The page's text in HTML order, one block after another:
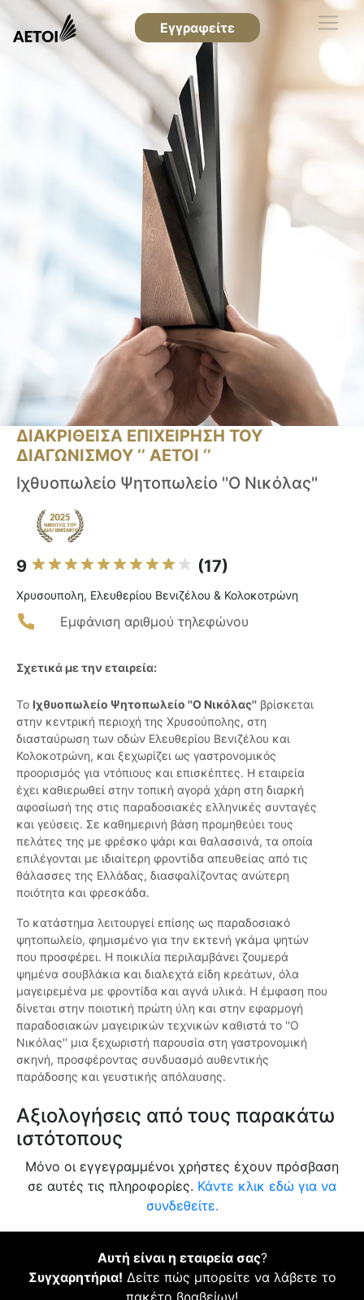
Εγγραφείτε
ΔΙΑΚΡΙΘΕΙΣΑ ΕΠΙΧΕΙΡΗΣΗ ΤΟΥ
ΔΙΑΓΩΝΙΣΜΟΥ ‘’ ΑΕΤΟΙ ‘’
Ιχθυοπωλείο Ψητοπωλείο ''Ο Νικόλας''
9 (17)
Χρυσουπολη, Ελευθερίου Βενιζέλου & Κολοκοτρώνη
Εμφάνιση αριθμού τηλεφώνου
Σχετικά με την εταιρεία:
Το Ιχθυοπωλείο Ψητοπωλείο ''Ο Νικόλας'' βρίσκεται
στην κεντρική περιοχή της Χρυσούπολης, στη
διασταύρωση των οδών Ελευθερίου Βενιζέλου και
Κολοκοτρώνη, και ξεχωρίζει ως γαστρονομικός
προορισμός για ντόπιους και επισκέπτες. Η εταιρεία
έχει καθιερωθεί στην τοπική αγορά χάρη στη διαρκή
αφοσίωσή της στις παραδοσιακές ελληνικές συνταγές
και γεύσεις. Σε καθημερινή βάση προμηθεύει τους
πελάτες της με φρέσκο ψάρι και θαλασσινά, τα οποία
επιλέγονται με ιδιαίτερη φροντίδα απευθείας από τις
θάλασσες της Ελλάδας, διασφαλίζοντας ανώτερη
ποιότητα και φρεσκάδα.
Το κατάστημα λειτουργεί επίσης ως παραδοσιακό
ψητοπωλείο, φημισμένο για την εκτενή γκάμα ψητών
που προσφέρει. Η ποικιλία περιλαμβάνει ζουμερά
ψημένα σουβλάκια και διαλεχτά είδη κρεάτων, όλα
μαγειρεμένα με φροντίδα και αγνά υλικά. Η έμφαση που
δίνεται στην ποιοτική πρώτη ύλη και στην εφαρμογή
παραδοσιακών μαγειρικών τεχνικών καθιστά το ''Ο
Νικόλας'' μια ξεχωριστή παρουσία στη γαστρονομική
σκηνή, προσφέροντας συνδυασμό αυθεντικής
παράδοσης και γευστικής απόλαυσης.
Αξιολογήσεις από τους παρακάτω
ιστότοπους
Μόνο οι εγγεγραμμένοι χρήστες έχουν πρόσβαση
σε αυτές τις πληροφορίες. Κάντε κλικ εδώ για να
συνδεθείτε.
Αυτή είναι η εταιρεία σας?
Συγχαρητήρια! Δείτε πώς μπορείτε να λάβετε το